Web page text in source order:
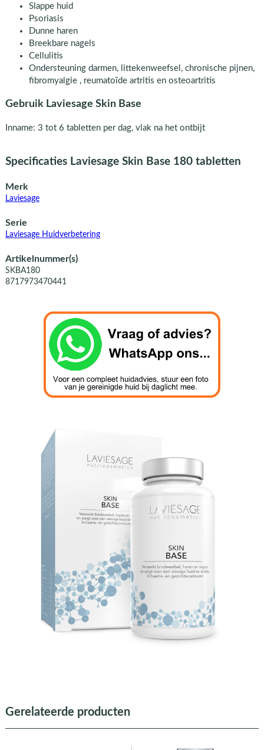
Slappe huid
Psoriasis
Dunne haren
Breekbare nagels
Cellulitis
Ondersteuning darmen, littekenweefsel, chronische pijnen,
fibromyalgie , reumatoïde artritis en osteoartritis
Gebruik Laviesage Skin Base
Inname: 3 tot 6 tabletten per dag, vlak na het ontbijt
Specificaties Laviesage Skin Base 180 tabletten
Merk
Laviesage
Serie
Laviesage Huidverbetering
Artikelnummer(s)
SKBA180
8717973470441
Gerelateerde producten